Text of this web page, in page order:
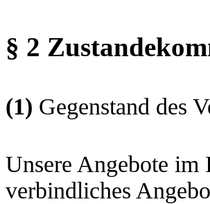
§ 2
(1) Gegenstand des
Unsere Angebote
verbindliches